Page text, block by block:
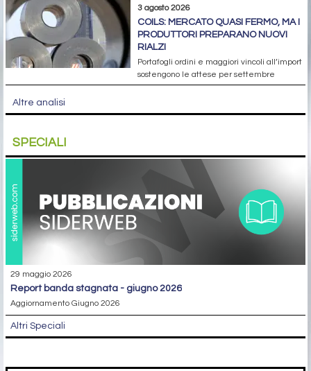
3 agosto 2026
COILS: MERCATO QUASI FERMO, MA I
PRODUTTORI PREPARANO NUOVI
RIALZI
Portafogli ordini e maggiori vincoli all’import
sostengono le attese per settembre
Altre analisi
SPECIALI
29 maggio 2026
report banda stagnata - giugno 2026
Aggiornamento Giugno 2026
Altri Speciali